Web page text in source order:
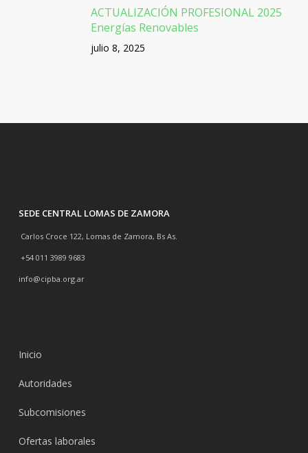
ACTUALIZACIÓN PROFESIONAL 2025
Energías Renovables
julio 8, 2025
SEDE CENTRAL LOMAS DE ZAMORA
Carlos Croce 122, Lomas de Zamora, Bs As.
+54 011 3989 9683
info@cipba.org.ar
Inicio
Autoridades
Subcomisiones
Ofertas laborales